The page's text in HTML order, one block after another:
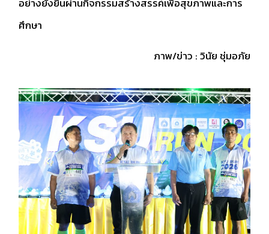
ศึกษา
ภาพ/ข่าว : วินัย ชุ่มอภัย